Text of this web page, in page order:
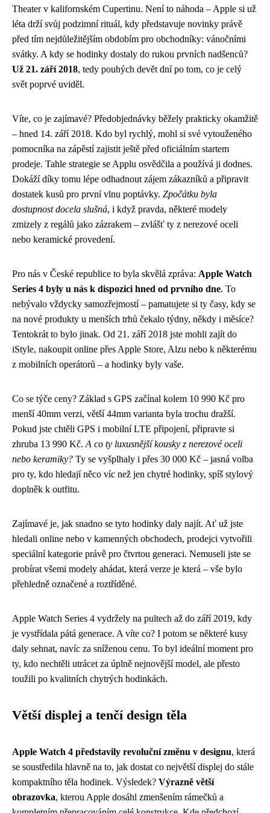
Theater v kalifornském Cupertinu. Není to náhoda – Apple si už
léta drží svůj podzimní rituál, kdy představuje novinky právě
před tím nejdůležitějším obdobím pro obchodníky: vánočními
svátky. A kdy se hodinky dostaly do rukou prvních nadšenců?
Už 21. září 2018, tedy pouhých devět dní po tom, co je celý
svět poprvé uviděl.
Víte, co je zajímavé? Předobjednávky běžely prakticky okamžitě
– hned 14. září 2018. Kdo byl rychlý, mohl si své vytouženého
pomocníka na zápěstí zajistit ještě před oficiálním startem
prodeje. Tahle strategie se Applu osvědčila a používá ji dodnes.
Dokáží díky tomu lépe odhadnout zájem zákazníků a připravit
dostatek kusů pro první vlnu poptávky. Zpočátku byla
dostupnost docela slušná, i když pravda, některé modely
zmizely z regálů jako zázrakem – zvlášť ty z nerezové oceli
nebo keramické provedení.
Pro nás v České republice to byla skvělá zpráva: Apple Watch
Series 4 byly u nás k dispozici hned od prvního dne. To
nebývalo vždycky samozřejmostí – pamatujete si ty časy, kdy se
na nové produkty u menších trhů čekalo týdny, někdy i měsíce?
Tentokrát to bylo jinak. Od 21. září 2018 jste mohli zajít do
iStyle, nakoupit online přes Apple Store, Alzu nebo k některému
z mobilních operátorů – a hodinky byly vaše.
Co se týče ceny? Základ s GPS začínal kolem 10 990 Kč pro
menší 40mm verzi, větší 44mm varianta byla trochu dražší.
Pokud jste chtěli GPS i mobilní LTE připojení, připravte si
zhruba 13 990 Kč.A co ty luxusnější kousky z nerezové oceli
nebo keramiky? Ty se vyšplhaly i přes 30 000 Kč – jasná volba
pro ty, kdo hledají něco víc než jen chytré hodinky, spíš stylový
doplněk k outfitu.
Zajímavé je, jak snadno se tyto hodinky daly najít. Ať už jste
hledali online nebo v kamenných obchodech, prodejci vytvořili
speciální kategorie právě pro čtvrtou generaci. Nemuseli jste se
probírat všemi modely ahádat, která verze je která – vše bylo
přehledně označené a roztříděné.
Apple Watch Series 4 vydržely na pultech až do září 2019, kdy
je vystřídala pátá generace. A víte co? I potom se některé kusy
daly sehnat, navíc za sníženou cenu. To byl ideální moment pro
ty, kdo nechtěli utrácet za úplně nejnovější model, ale přesto
toužili po kvalitních chytrých hodinkách.
Větší displej a tenčí design těla
Apple Watch 4 představily revoluční změnu v designu, která
se soustředila hlavně na to, jak dostat co největší displej do stále
kompaktního těla hodinek. Výsledek? Výrazně větší
obrazovka, kterou Apple dosáhl zmenšením rámečků a